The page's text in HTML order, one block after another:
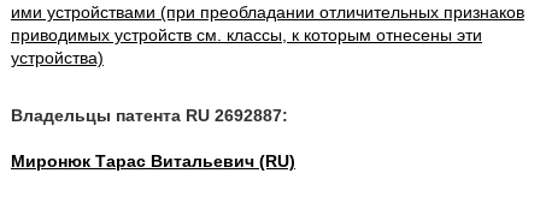
ими устройствами (при преобладании отличительных признаков
приводимых устройств см. классы, к которым отнесены эти
устройства)
Владельцы патента RU 2692887:
Миронюк Тарас Витальевич (RU)